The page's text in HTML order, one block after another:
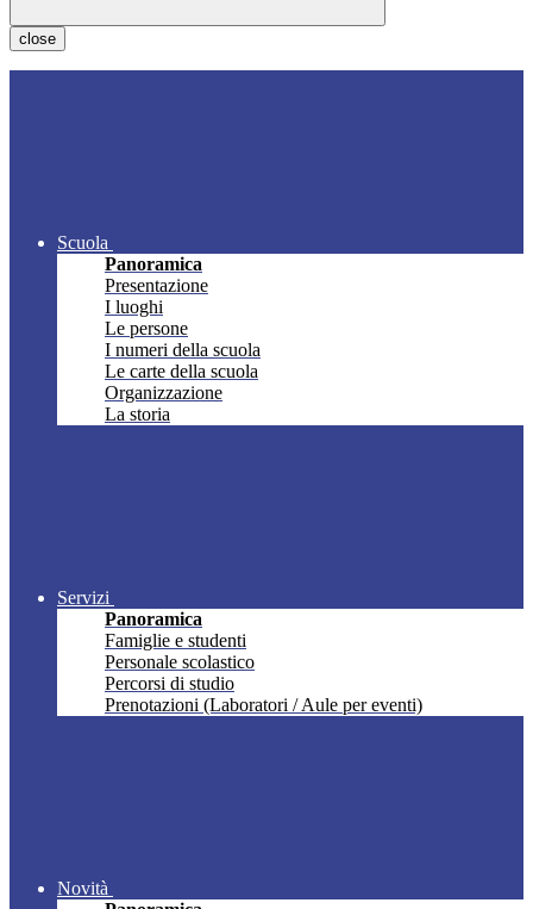
close
Scuola
Panoramica
Presentazione
I luoghi
Le persone
I numeri della scuola
Le carte della scuola
Organizzazione
La storia
Servizi
Panoramica
Famiglie e studenti
Personale scolastico
Percorsi di studio
Prenotazioni (Laboratori / Aule per eventi)
Novità